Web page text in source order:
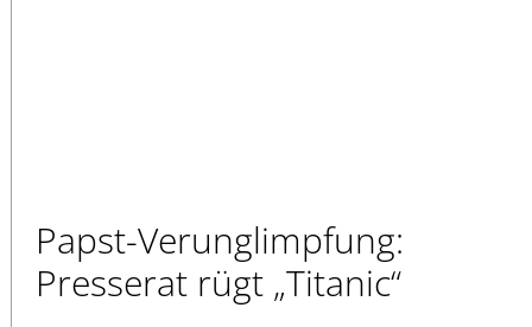
Papst-Verunglimpfung:
Presserat rügt „Titanic“